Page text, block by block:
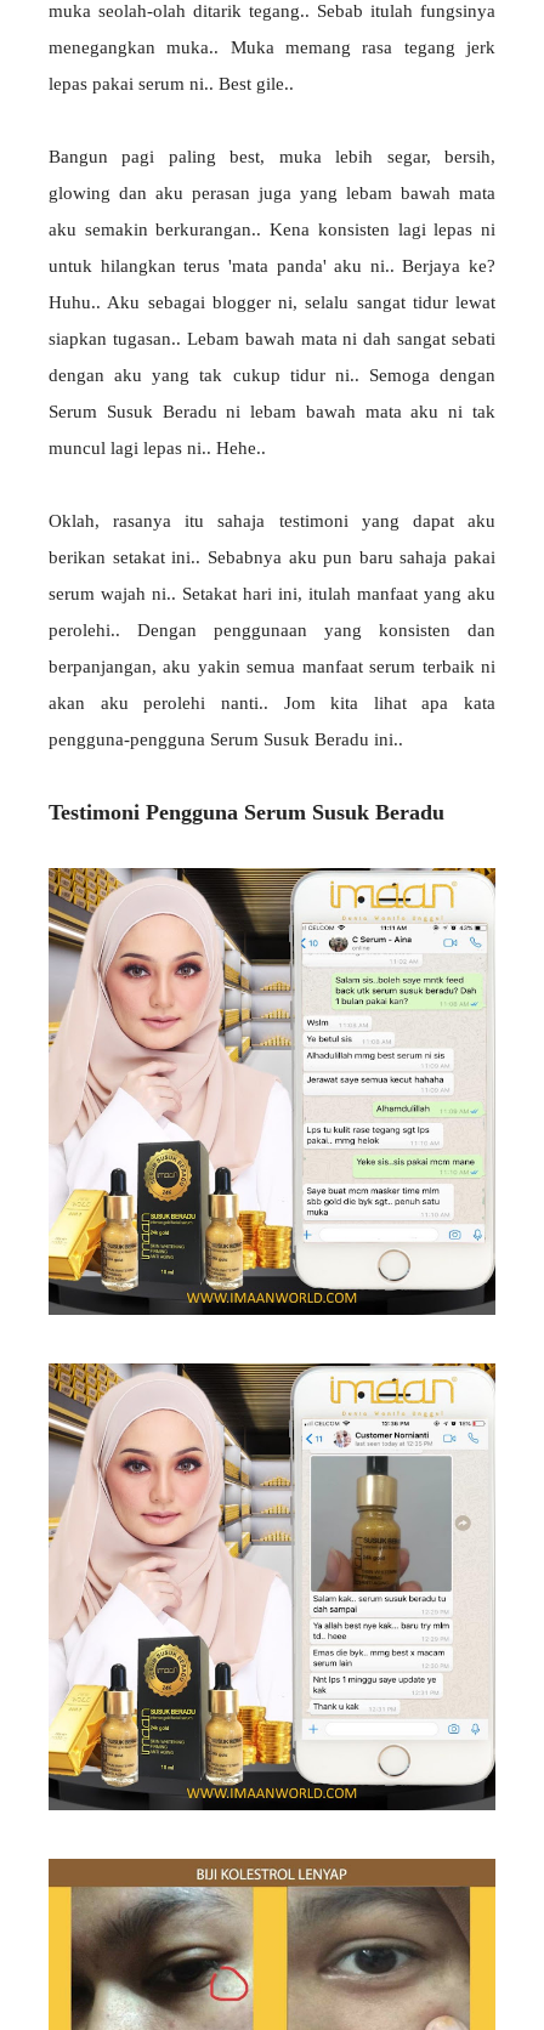
muka seolah-olah ditarik tegang.. Sebab itulah fungsinya
menegangkan muka.. Muka memang rasa tegang jerk
lepas pakai serum ni.. Best gile..
Bangun pagi paling best, muka lebih segar, bersih,
glowing dan aku perasan juga yang lebam bawah mata
aku semakin berkurangan.. Kena konsisten lagi lepas ni
untuk hilangkan terus 'mata panda' aku ni.. Berjaya ke?
Huhu.. Aku sebagai blogger ni, selalu sangat tidur lewat
siapkan tugasan.. Lebam bawah mata ni dah sangat sebati
dengan aku yang tak cukup tidur ni.. Semoga dengan
Serum Susuk Beradu ni lebam bawah mata aku ni tak
muncul lagi lepas ni.. Hehe..
Oklah, rasanya itu sahaja testimoni yang dapat aku
berikan setakat ini.. Sebabnya aku pun baru sahaja pakai
serum wajah ni.. Setakat hari ini, itulah manfaat yang aku
perolehi.. Dengan penggunaan yang konsisten dan
berpanjangan, aku yakin semua manfaat serum terbaik ni
akan aku perolehi nanti.. Jom kita lihat apa kata
pengguna-pengguna Serum Susuk Beradu ini..
Testimoni Pengguna Serum Susuk Beradu